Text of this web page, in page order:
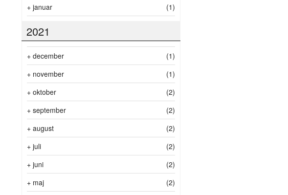
+ januar (1)
2021
+ december
(1)
+ november
(1)
+ oktober
(2)
+ september
(2)
+ august
(2)
+ juli
(2)
+ juni
(2)
+ maj
(2)